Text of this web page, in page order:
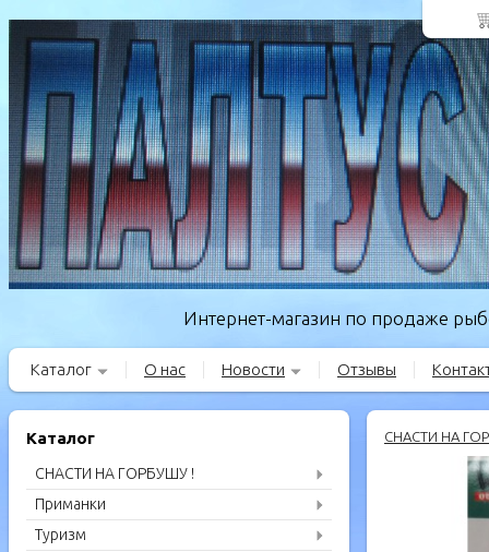
Интернет-магазин по продаже
Каталог О нас Новости Отзывы
Каталог
СНАСТИ НА ГОРБУШУ !
Приманки
Туризм
СНАСТИ НА